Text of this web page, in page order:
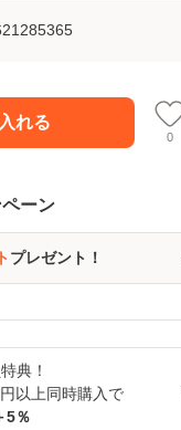
れる
0
ーン
プレゼント！
典！
円以上同時購入で
5％